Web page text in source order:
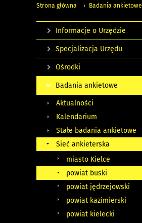
Strona główna Badania ankietowe
Informacje o Urzędzie
Specjalizacja Urzędu
Ośrodki
Badania ankietowe
Aktualności
Kalendarium
Stałe badania ankietowe
Sieć ankieterska
miasto Kielce
powiat buski
powiat jędrzejowski
powiat kazimierski
powiat kielecki